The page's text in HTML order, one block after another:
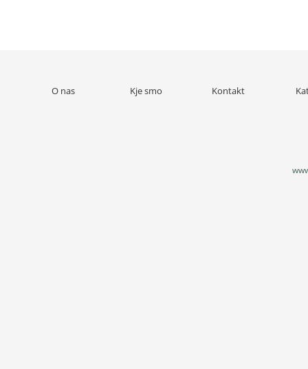
O nas Kje smo Kontakt